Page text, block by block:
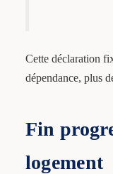
Cette déclaration
dépendance, plus
Fin
logement